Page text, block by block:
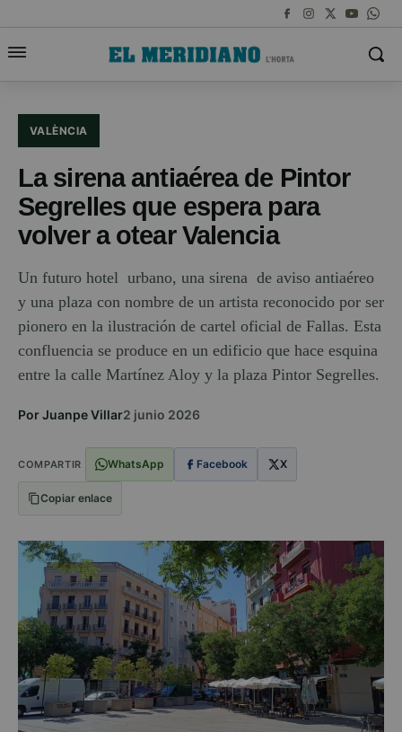
VALÈNCIA
La sirena antiaérea de Pintor
Segrelles que espera para
volver a otear Valencia
Un futuro hotel urbano, una sirena de aviso antiaéreo
y una plaza con nombre de un artista reconocido por ser
pionero en la ilustración de cartel oficial de Fallas. Esta
confluencia se produce en un edificio que hace esquina
entre la calle Martínez Aloy y la plaza Pintor Segrelles.
Por Juanpe Villar2 junio 2026
COMPARTIR WhatsApp Facebook X
Copiar enlace